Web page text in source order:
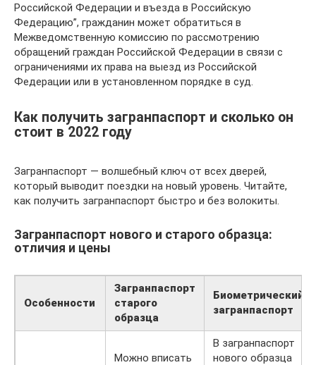
Российской Федерации и въезда в Российскую
Федерацию”, гражданин может обратиться в
Межведомственную комиссию по рассмотрению
обращений граждан Российской Федерации в связи с
ограничениями их права на выезд из Российской
Федерации или в установленном порядке в суд.
Как получить загранпаспорт и сколько он
стоит в 2022 году
Загранпаспорт — волшебный ключ от всех дверей,
который выводит поездки на новый уровень. Читайте,
как получить загранпаспорт быстро и без волокиты.
Загранпаспорт нового и старого образца:
отличия и цены
Особенности
Загранпаспорт
старого
образца
Биометрический
загранпаспорт
Можно вписать
В загранпаспорт
нового образца